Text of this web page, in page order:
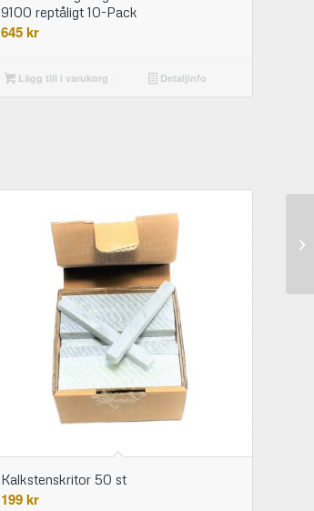
9100 reptåligt 10-Pack
645kr
Lägg till i varukorg Detaljinfo
Kalkstenskritor 50 st
199kr